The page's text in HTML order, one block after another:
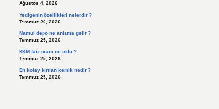
Ağustos 4, 2026
Yedigenin özellikleri nelerdir ?
Temmuz 26, 2026
Mamul depo ne anlama gelir ?
Temmuz 25, 2026
KKM faiz oranı ne oldu ?
Temmuz 25, 2026
En kolay kırılan kemik nedir ?
Temmuz 25, 2026